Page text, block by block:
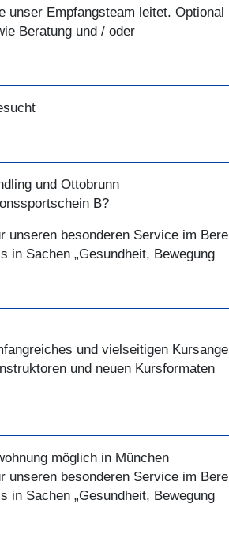
unser Empfangsteam leitet. Optional
Beratung und / oder
und Ottobrunn
B?
unseren besonderen Service im
in Sachen „Gesundheit, Bewegung
und vielseitigen
und neuen Kursformaten
möglich in München
unseren besonderen Service im
in Sachen „Gesundheit, Bewegung